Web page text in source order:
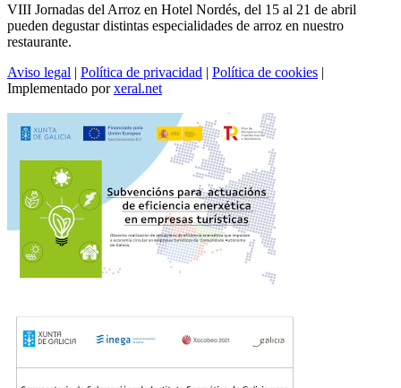
VIII Jornadas del Arroz en Hotel Nordés, del 15 al 21 de abril
pueden degustar distintas especialidades de arroz en nuestro
restaurante.
Aviso legal | Política de privacidad | Política de cookies |
Implementado porxeral.net